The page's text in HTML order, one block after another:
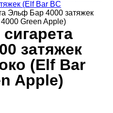
(Elf Bar BC
Эльф Бар 4000 затяжек
Green Apple)
затяжек
(Elf Bar
Apple)